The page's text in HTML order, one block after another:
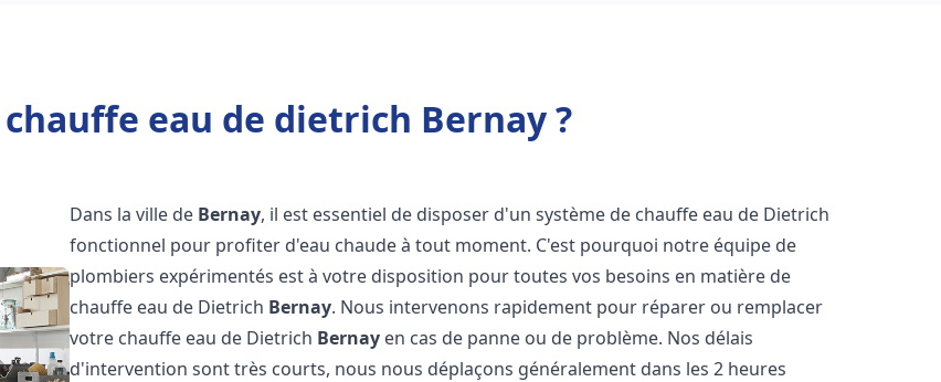
eau de dietrich Bernay ?
Dans la ville de Bernay, il est essentiel de disposer d'un système de chauffe eau de Dietrich
fonctionnel pour profiter d'eau chaude à tout moment. C'est pourquoi notre équipe de
plombiers expérimentés est à votre disposition pour toutes vos besoins en matière de
chauffe eau de Dietrich Bernay. Nous intervenons rapidement pour réparer ou remplacer
votre chauffe eau de Dietrich Bernay en cas de panne ou de problème. Nos délais
d'intervention sont très courts, nous nous déplaçons généralement dans les 2 heures